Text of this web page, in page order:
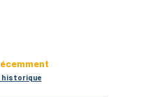
historique